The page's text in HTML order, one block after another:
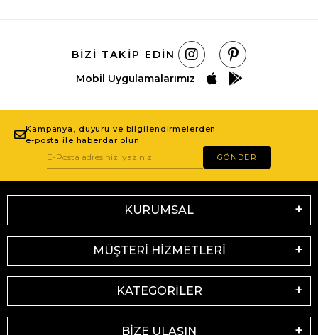
BIZI TAKIP EDIN
Mobil Uygulamalarımız
Kampanya, duyuru ve bilgilendirmelerden
e-posta ile haberdar olun.
GÖNDER
KURUMSAL
MÜŞTERİ HİZMETLERİ
KATEGORİLER
BİZE ULAŞIN